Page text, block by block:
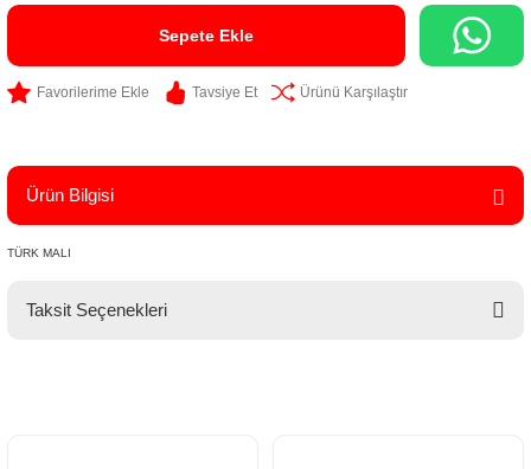
Sepete Ekle
Tavsiye Et Ürünü Karşılaştır
Ürün Bilgisi
TÜRK MALI
Taksit Seçenekleri